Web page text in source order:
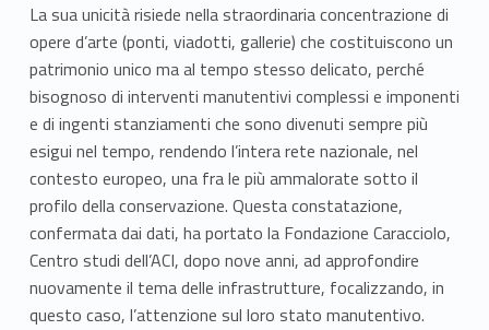
La sua unicità risiede nella straordinaria concentrazione di
opere d’arte (ponti, viadotti, gallerie) che costituiscono un
patrimonio unico ma al tempo stesso delicato, perché
bisognoso di interventi manutentivi complessi e imponenti
e di ingenti stanziamenti che sono divenuti sempre più
esigui nel tempo, rendendo l’intera rete nazionale, nel
contesto europeo, una fra le più ammalorate sotto il
profilo della conservazione. Questa constatazione,
confermata dai dati, ha portato la Fondazione Caracciolo,
Centro studi dell’ACI, dopo nove anni, ad approfondire
nuovamente il tema delle infrastrutture, focalizzando, in
questo caso, l’attenzione sul loro stato manutentivo.